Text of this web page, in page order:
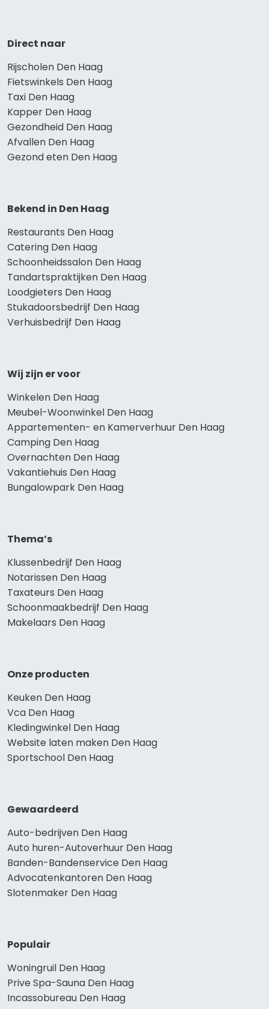
Direct naar
Rijscholen Den Haag
Fietswinkels Den Haag
Taxi Den Haag
Kapper Den Haag
Gezondheid Den Haag
Afvallen Den Haag
Gezond eten Den Haag
Bekend in Den Haag
Restaurants Den Haag
Catering Den Haag
Schoonheidssalon Den Haag
Tandartspraktijken Den Haag
Loodgieters Den Haag
Stukadoorsbedrijf Den Haag
Verhuisbedrijf Den Haag
Wij zijn er voor
Winkelen Den Haag
Meubel-Woonwinkel Den Haag
Appartementen- en Kamerverhuur Den Haag
Camping Den Haag
Overnachten Den Haag
Vakantiehuis Den Haag
Bungalowpark Den Haag
Thema’s
Klussenbedrijf Den Haag
Notarissen Den Haag
Taxateurs Den Haag
Schoonmaakbedrijf Den Haag
Makelaars Den Haag
Onze producten
Keuken Den Haag
Vca Den Haag
Kledingwinkel Den Haag
Website laten maken Den Haag
Sportschool Den Haag
Gewaardeerd
Auto-bedrijven Den Haag
Auto huren-Autoverhuur Den Haag
Banden-Bandenservice Den Haag
Advocatenkantoren Den Haag
Slotenmaker Den Haag
Populair
Woningruil Den Haag
Prive Spa-Sauna Den Haag
Incassobureau Den Haag